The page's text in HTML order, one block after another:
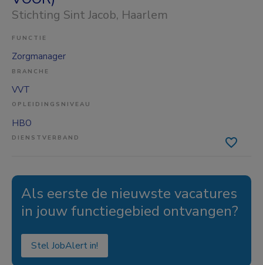
Stichting Sint Jacob, Haarlem
FUNCTIE
Zorgmanager
BRANCHE
VVT
OPLEIDINGSNIVEAU
HBO
DIENSTVERBAND
Als eerste de nieuwste vacatures
in jouw functiegebied ontvangen?
Stel JobAlert in!